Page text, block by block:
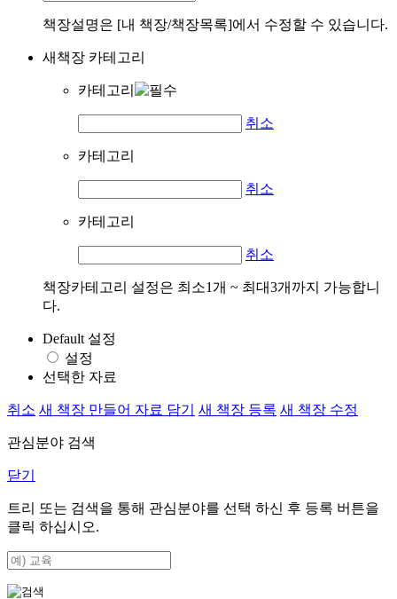
책장설명은 [내 책장/책장목록]에서 수정할 수 있습니다.
새책장 카테고리
카테고리
취소
카테고리
취소
카테고리
취소
책장카테고리 설정은 최소1개 ~ 최대3개까지 가능합니
다.
Default 설정
설정
선택한 자료
취소 새 책장 만들어 자료 담기 새 책장 등록 새 책장 수정
관심분야 검색
닫기
트리 또는 검색을 통해 관심분야를 선택 하신 후 등록 버튼을
클릭 하십시오.